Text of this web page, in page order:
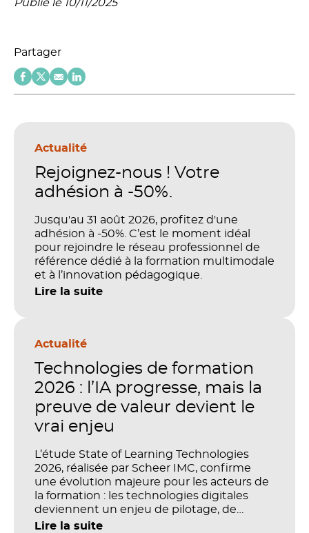
Publié le 10/11/2025
Partager
Actualité
Rejoignez-nous ! Votre
adhésion à -50%.
Jusqu'au 31 août 2026, profitez d'une
adhésion à -50%. C’est le moment idéal
pour rejoindre le réseau professionnel de
référence dédié à la formation multimodale
et à l’innovation pédagogique.
Lire la suite
Actualité
Technologies de formation
2026 : l’IA progresse, mais la
preuve de valeur devient le
vrai enjeu
L’étude State of Learning Technologies
2026, réalisée par Scheer IMC, confirme
une évolution majeure pour les acteurs de
la formation : les technologies digitales
deviennent un enjeu de pilotage, de
performance et de preuve de valeur. IA,
Lire la suite